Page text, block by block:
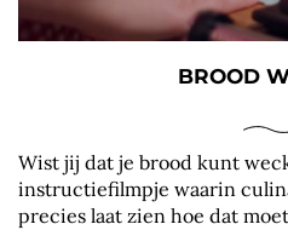
BROOD
Wist jij dat je brood kunt
instructiefilmpje waarin
precies laat zien hoe dat